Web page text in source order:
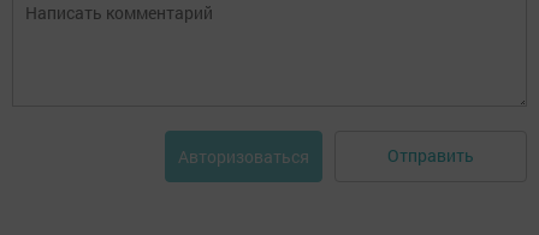
Авторизоваться Отправить